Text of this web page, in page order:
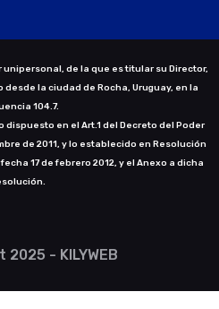
unipersonal, de la que es titular su Director,
desde la ciudad de Rocha, Uruguay, en la
104.7.
dispuesto en el Art.1 del Decreto del Poder
de 2011, y lo establecido en Resolución
fecha 17 de febrero 2012, y el Anexo a dicha
- KILYWEB